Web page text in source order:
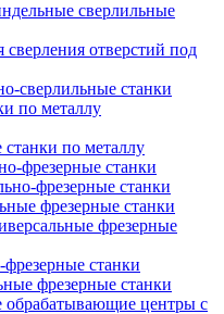
сверлильные
сверления отверстий под
сверлильные станки
по металлу
по металлу
фрезерные станки
фрезерные станки
фрезерные станки
фрезерные
станки
фрезерные станки
обрабатывающие центры с